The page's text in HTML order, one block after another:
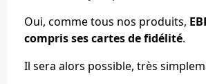
Oui, comme tous nos produits,
compris ses cartes de fidélité.
Il sera alors possible, très